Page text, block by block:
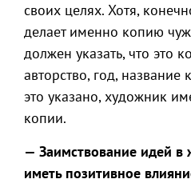
своих целях. Хотя,
делает именно копию
должен указать, что это
авторство, год, название
это указано, художник
копии.
— Заимствование идей в
иметь позитивное